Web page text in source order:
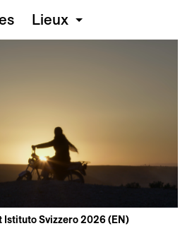
Lieux
Istituto Svizzero 2026 (EN)